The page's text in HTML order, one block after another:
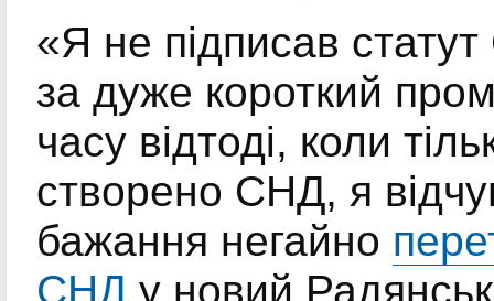
«Я не підписав
за дуже короткий
часу відтоді, коли
створено СНД, я
бажання негайно
СНД у новий